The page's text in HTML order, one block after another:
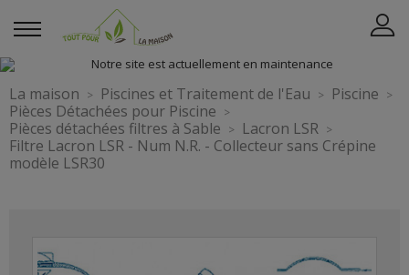
La maison Piscines et Traitement de l'Eau
Piscine
Pièces Détachées pour Piscine
Pièces détachées filtres à Sable
Lacron LSR
Filtre Lacron LSR - Num N.R. - Collecteur sans Crépine
modèle LSR30